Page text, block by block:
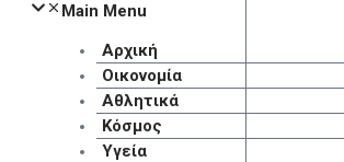
Main Menu
Αρχική
Οικονομία
Αθλητικά
Κόσμος
Υγεία